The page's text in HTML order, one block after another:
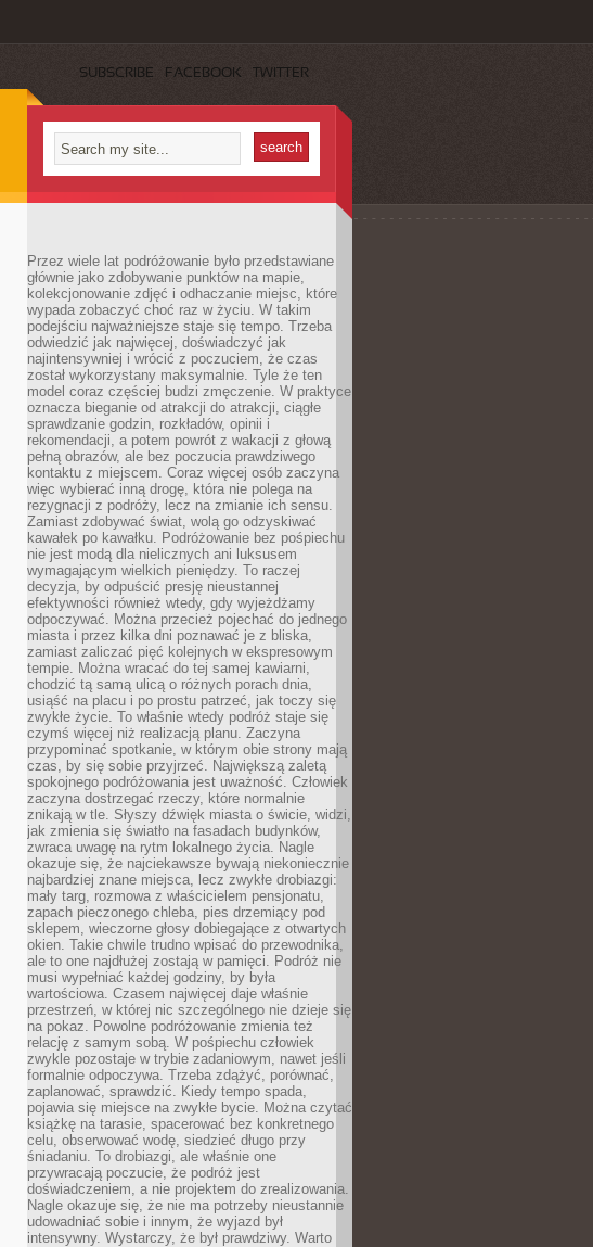
SUBSCRIBE FACEBOOK TWITTER
Przez wiele lat podróżowanie było przedstawiane
głównie jako zdobywanie punktów na mapie,
kolekcjonowanie zdjęć i odhaczanie miejsc, które
wypada zobaczyć choć raz w życiu. W takim
podejściu najważniejsze staje się tempo. Trzeba
odwiedzić jak najwięcej, doświadczyć jak
najintensywniej i wrócić z poczuciem, że czas
został wykorzystany maksymalnie. Tyle że ten
model coraz częściej budzi zmęczenie. W praktyce
oznacza bieganie od atrakcji do atrakcji, ciągłe
sprawdzanie godzin, rozkładów, opinii i
rekomendacji, a potem powrót z wakacji z głową
pełną obrazów, ale bez poczucia prawdziwego
kontaktu z miejscem. Coraz więcej osób zaczyna
więc wybierać inną drogę, która nie polega na
rezygnacji z podróży, lecz na zmianie ich sensu.
Zamiast zdobywać świat, wolą go odzyskiwać
kawałek po kawałku. Podróżowanie bez pośpiechu
nie jest modą dla nielicznych ani luksusem
wymagającym wielkich pieniędzy. To raczej
decyzja, by odpuścić presję nieustannej
efektywności również wtedy, gdy wyjeżdżamy
odpoczywać. Można przecież pojechać do jednego
miasta i przez kilka dni poznawać je z bliska,
zamiast zaliczać pięć kolejnych w ekspresowym
tempie. Można wracać do tej samej kawiarni,
chodzić tą samą ulicą o różnych porach dnia,
usiąść na placu i po prostu patrzeć, jak toczy się
zwykłe życie. To właśnie wtedy podróż staje się
czymś więcej niż realizacją planu. Zaczyna
przypominać spotkanie, w którym obie strony mają
czas, by się sobie przyjrzeć. Największą zaletą
spokojnego podróżowania jest uważność. Człowiek
zaczyna dostrzegać rzeczy, które normalnie
znikają w tle. Słyszy dźwięk miasta o świcie, widzi,
jak zmienia się światło na fasadach budynków,
zwraca uwagę na rytm lokalnego życia. Nagle
okazuje się, że najciekawsze bywają niekoniecznie
najbardziej znane miejsca, lecz zwykłe drobiazgi:
mały targ, rozmowa z właścicielem pensjonatu,
zapach pieczonego chleba, pies drzemiący pod
sklepem, wieczorne głosy dobiegające z otwartych
okien. Takie chwile trudno wpisać do przewodnika,
ale to one najdłużej zostają w pamięci. Podróż nie
musi wypełniać każdej godziny, by była
wartościowa. Czasem najwięcej daje właśnie
przestrzeń, w której nic szczególnego nie dzieje się
na pokaz. Powolne podróżowanie zmienia też
relację z samym sobą. W pośpiechu człowiek
zwykle pozostaje w trybie zadaniowym, nawet jeśli
formalnie odpoczywa. Trzeba zdążyć, porównać,
zaplanować, sprawdzić. Kiedy tempo spada,
pojawia się miejsce na zwykłe bycie. Można czytać
książkę na tarasie, spacerować bez konkretnego
celu, obserwować wodę, siedzieć długo przy
śniadaniu. To drobiazgi, ale właśnie one
przywracają poczucie, że podróż jest
doświadczeniem, a nie projektem do zrealizowania.
Nagle okazuje się, że nie ma potrzeby nieustannie
udowadniać sobie i innym, że wyjazd był
intensywny. Wystarczy, że był prawdziwy. Warto